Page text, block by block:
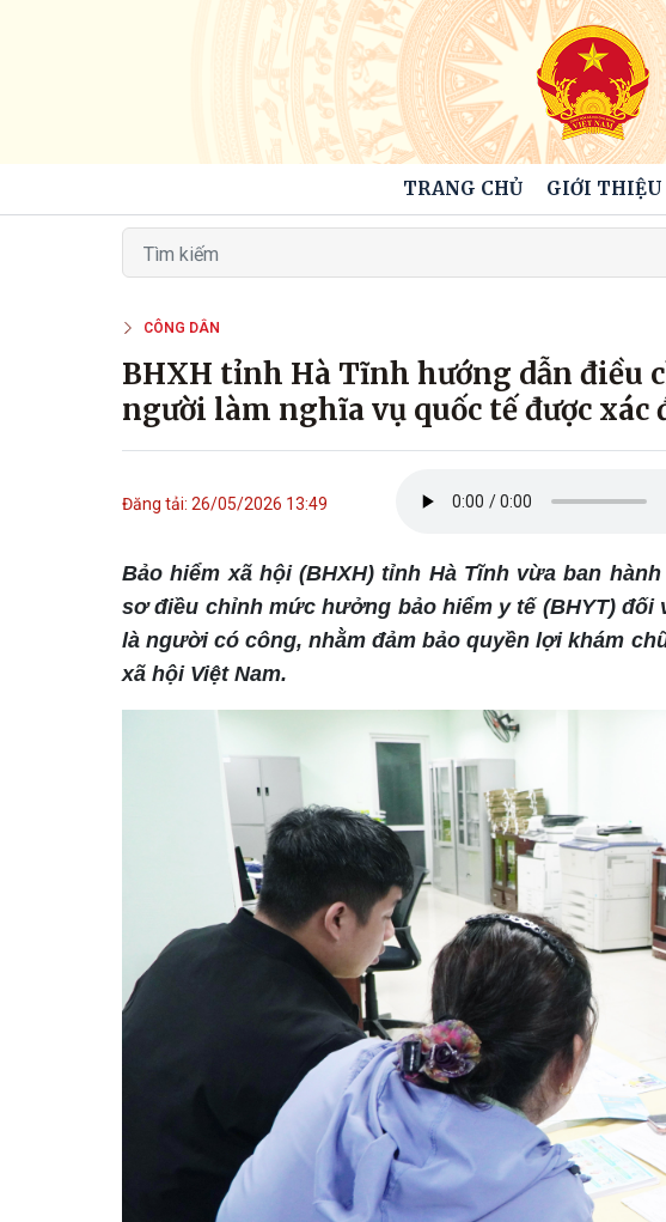
TRANG CHỦ GIỚI THIỆU
CÔNG DÂN
BHXH tỉnh Hà Tĩnh hướng dẫn điều
người làm nghĩa vụ quốc tế được xác
Đăng tải: 26/05/2026 13:49
Bảo hiểm xã hội (BHXH) tỉnh Hà Tĩnh vừa ban
sơ điều chỉnh mức hưởng bảo hiểm y tế (BHYT)
là người có công, nhằm đảm bảo quyền lợi khám
xã hội Việt Nam.